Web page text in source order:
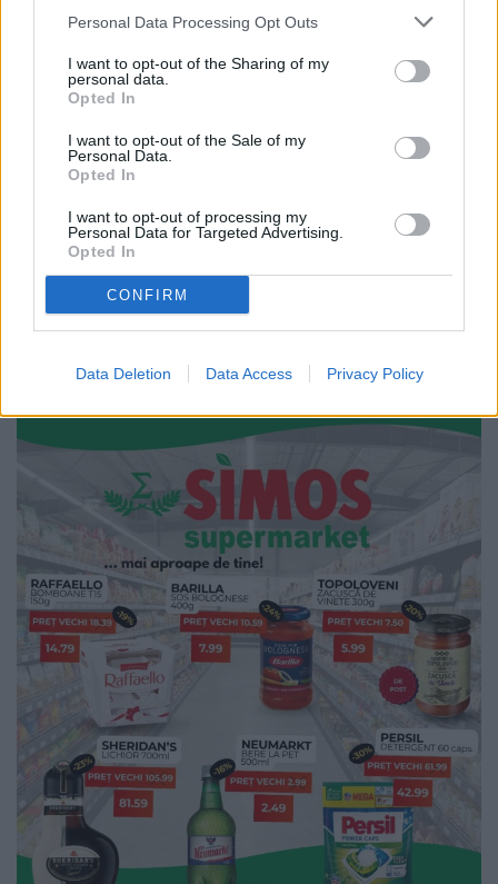
Personal Data Processing Opt Outs
I want to opt-out of the Sharing of my
personal data.
Opted In
I want to opt-out of the Sale of my
Personal Data.
Opted In
I want to opt-out of processing my
Personal Data for Targeted Advertising.
Opted In
CONFIRM
Data Deletion Data Access Privacy Policy
Lemn confiscat și amendă de 3.000